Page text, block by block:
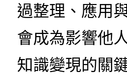
過整理、應用
會成為影響他
知識變現的關